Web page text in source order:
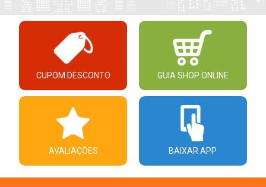
CUPOM DESCONTO GUIA SHOP ONLINE
AVALIAÇÕES BAIXAR APP